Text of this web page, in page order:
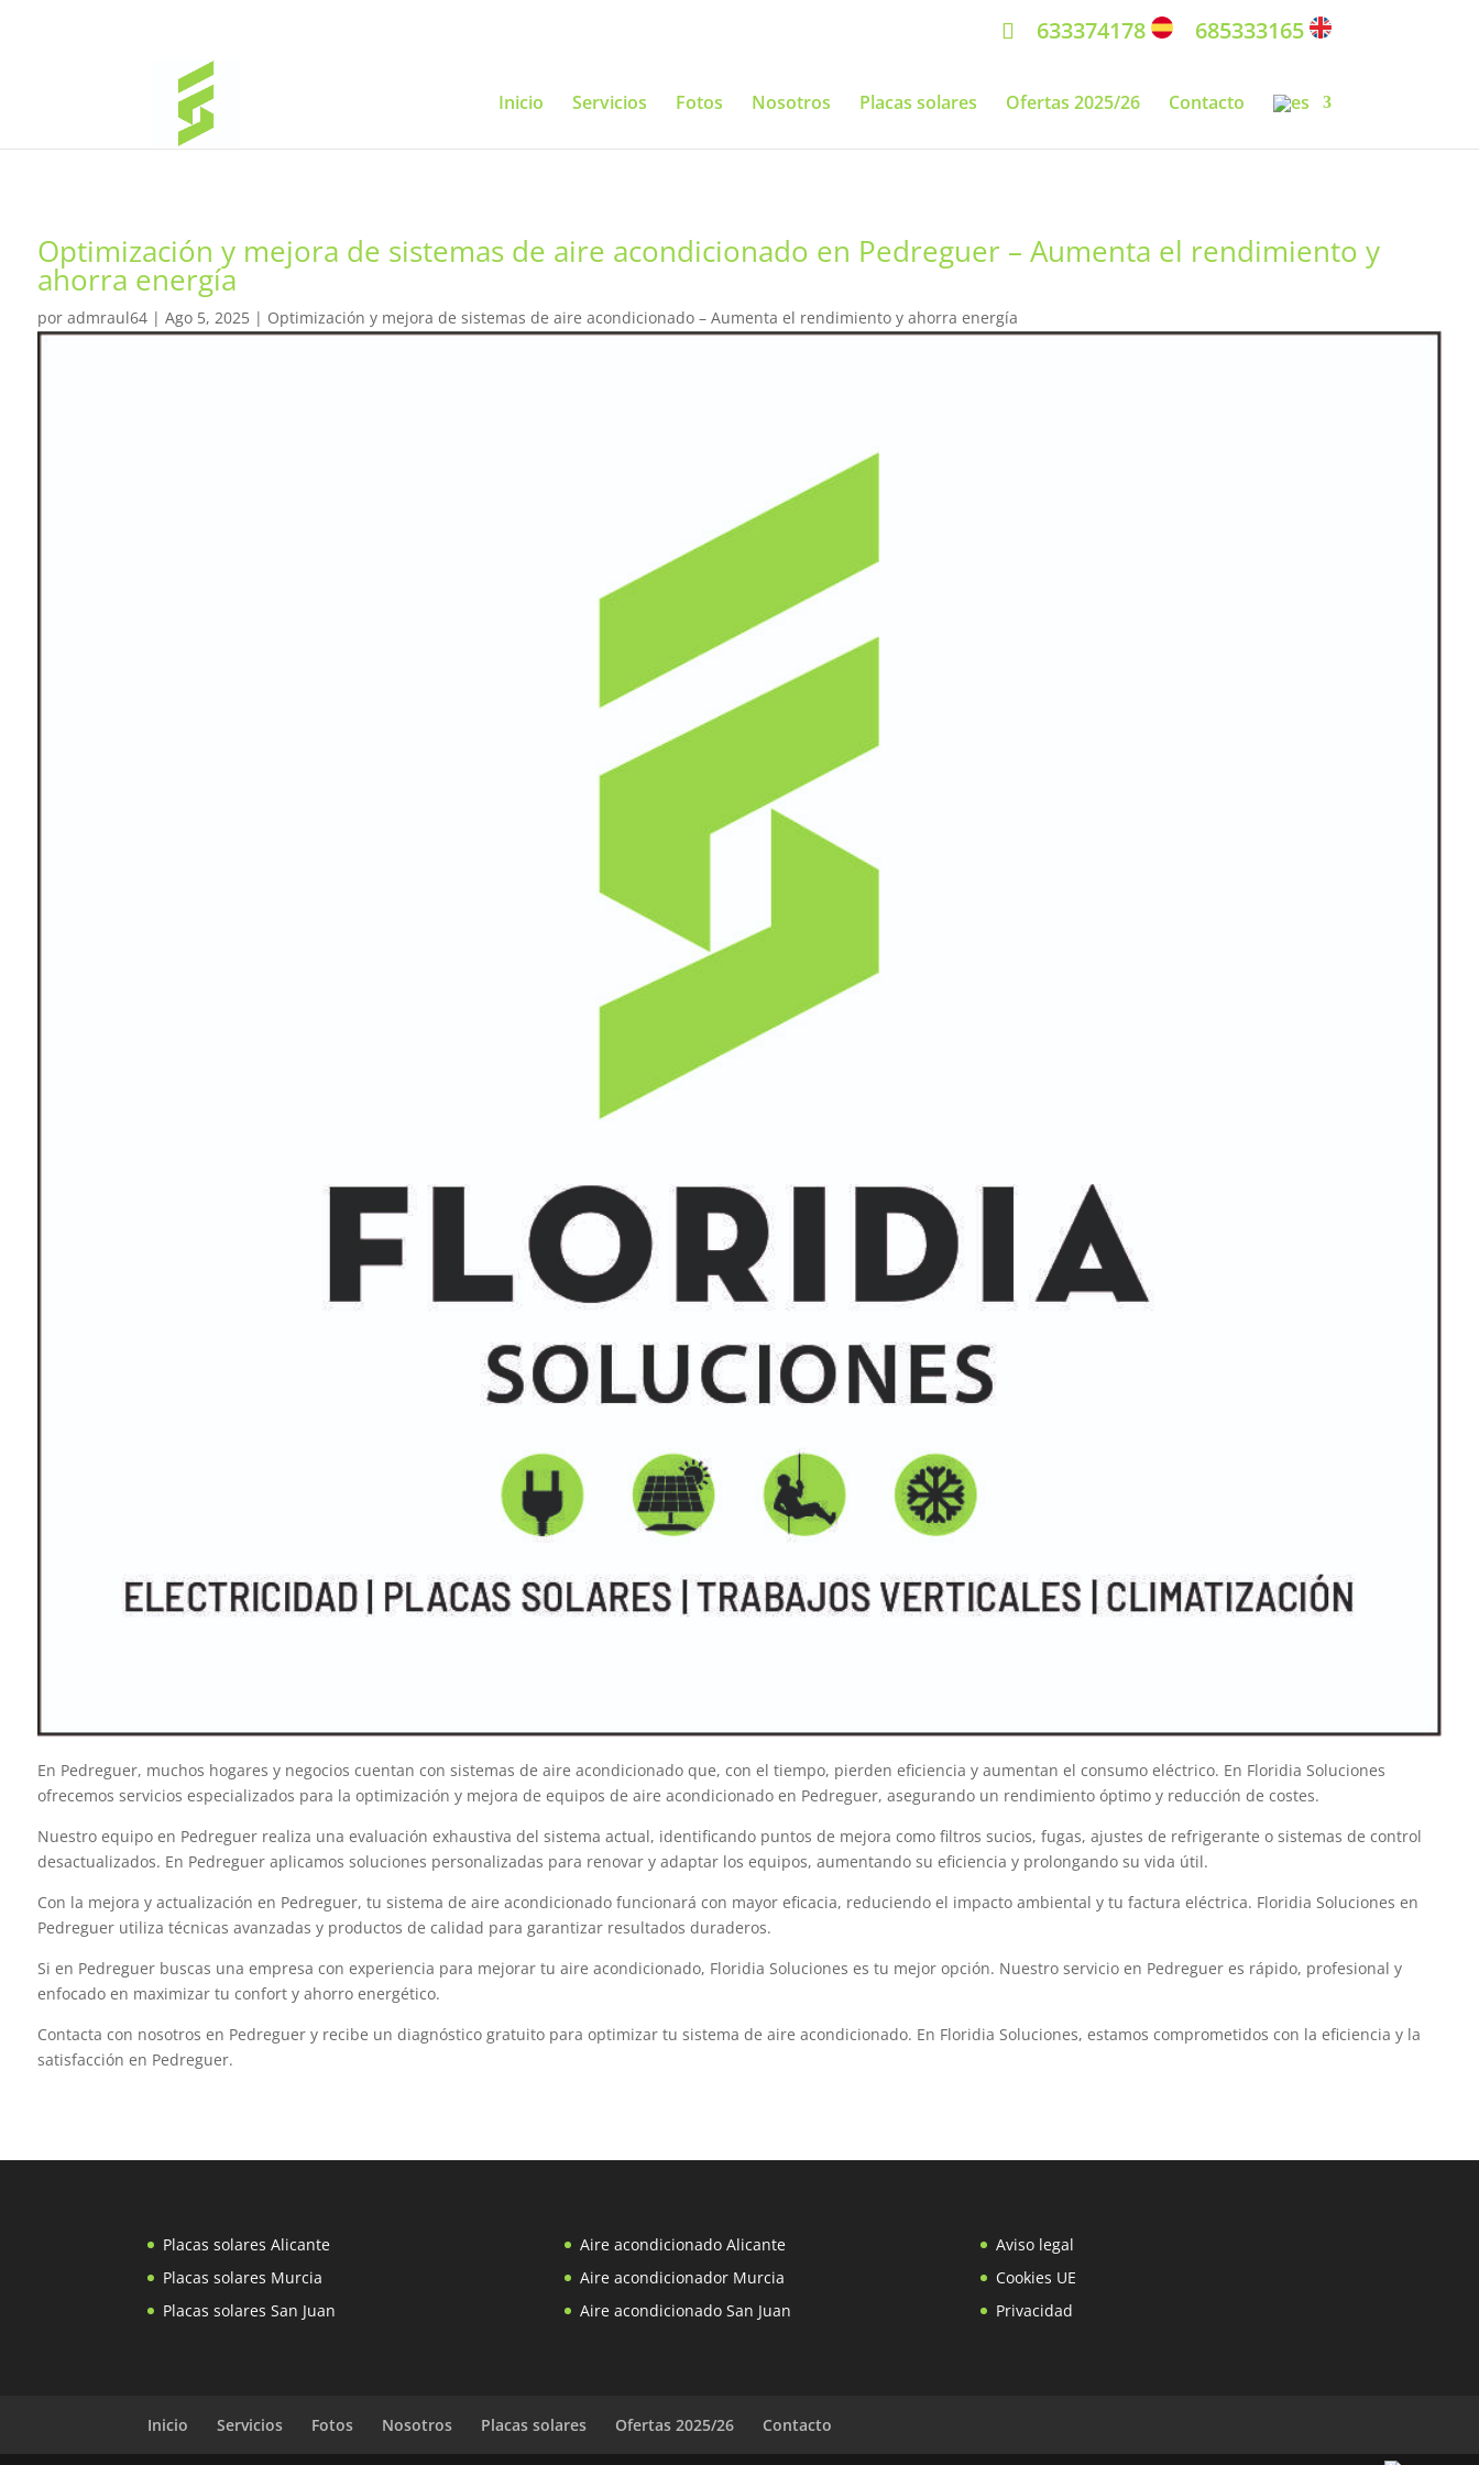
633374178 685333165
Inicio Servicios Fotos Nosotros Placas solares Ofertas 2025/26 Contacto
Optimización y mejora de sistemas de aire acondicionado en Pedreguer – Aumenta el rendimiento y
ahorra energía
por admraul64| Ago 5, 2025| Optimización y mejora de sistemas de aire acondicionado – Aumenta el rendimiento y ahorra energía
En Pedreguer, muchos hogares y negocios cuentan con sistemas de aire acondicionado que, con el tiempo, pierden eficiencia y aumentan el consumo eléctrico. En Floridia Soluciones
ofrecemos servicios especializados para la optimización y mejora de equipos de aire acondicionado en Pedreguer, asegurando un rendimiento óptimo y reducción de costes.
Nuestro equipo en Pedreguer realiza una evaluación exhaustiva del sistema actual, identificando puntos de mejora como filtros sucios, fugas, ajustes de refrigerante o sistemas de control
desactualizados. En Pedreguer aplicamos soluciones personalizadas para renovar y adaptar los equipos, aumentando su eficiencia y prolongando su vida útil.
Con la mejora y actualización en Pedreguer, tu sistema de aire acondicionado funcionará con mayor eficacia, reduciendo el impacto ambiental y tu factura eléctrica. Floridia Soluciones en
Pedreguer utiliza técnicas avanzadas y productos de calidad para garantizar resultados duraderos.
Si en Pedreguer buscas una empresa con experiencia para mejorar tu aire acondicionado, Floridia Soluciones es tu mejor opción. Nuestro servicio en Pedreguer es rápido, profesional y
enfocado en maximizar tu confort y ahorro energético.
Contacta con nosotros en Pedreguer y recibe un diagnóstico gratuito para optimizar tu sistema de aire acondicionado. En Floridia Soluciones, estamos comprometidos con la eficiencia y la
satisfacción en Pedreguer.
Placas solares Alicante
Placas solares Murcia
Placas solares San Juan
Aire acondicionado Alicante
Aire acondicionador Murcia
Aire acondicionado San Juan
Aviso legal
Cookies UE
Privacidad
Inicio Servicios Fotos Nosotros Placas solares Ofertas 2025/26 Contacto